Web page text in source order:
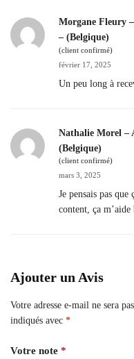
Morgane Fleury
– (Belgique)
(client confirmé)
février 17, 2025
Un peu long à
Nathalie Morel –
(Belgique)
(client confirmé)
mars 3, 2025
Je pensais pas
content, ça
Ajouter un Avis
Votre adresse e-mail ne sera
indiqués avec *
Votre note *